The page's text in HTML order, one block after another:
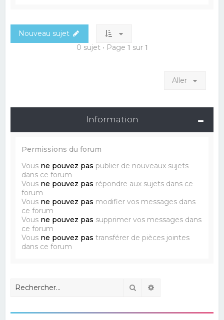
Nouveau sujet
0 sujet • Page 1 sur 1
Aller
Information
Permissions du forum
Vous ne pouvez pas publier de nouveaux sujets
dans ce forum
Vous ne pouvez pas répondre aux sujets dans ce
forum
Vous ne pouvez pas modifier vos messages dans
ce forum
Vous ne pouvez pas supprimer vos messages dans
ce forum
Vous ne pouvez pas transférer de pièces jointes
dans ce forum
Rechercher